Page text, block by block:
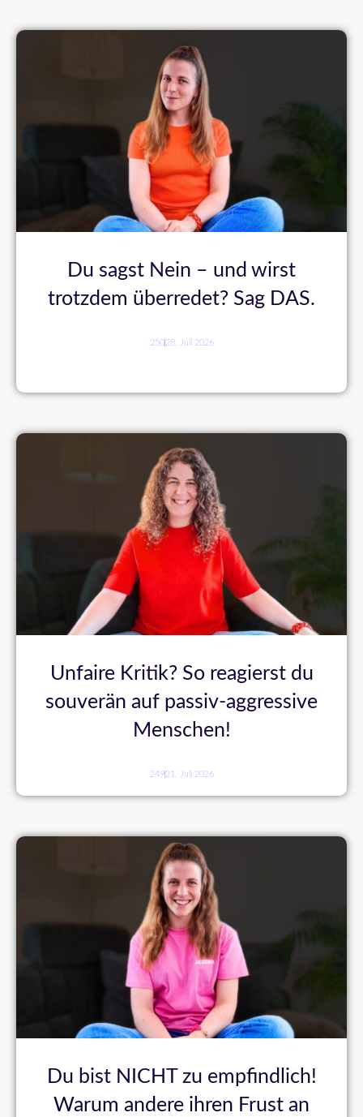
Du sagst Nein – und wirst
trotzdem überredet? Sag DAS.
250 28. Juli 2026
Unfaire Kritik? So reagierst du
souverän auf passiv-aggressive
Menschen!
249 21. Juli 2026
Du bist NICHT zu empfindlich!
Warum andere ihren Frust an